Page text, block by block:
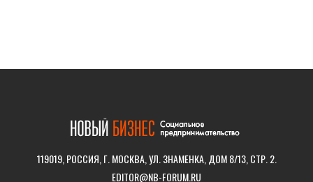
119019, РОССИЯ, Г. МОСКВА, УЛ. ЗНАМЕНКА, ДОМ 8/13, СТР. 2.
EDITOR@NB-FORUM.RU